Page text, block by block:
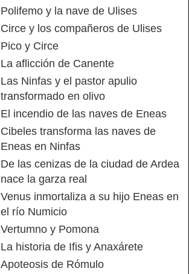
Polifemo y la nave de Ulises
Circe y los compañeros de Ulises
Pico y Circe
La aflicción de Canente
Las Ninfas y el pastor apulio
transformado en olivo
El incendio de las naves de Eneas
Cibeles transforma las naves de
Eneas en Ninfas
De las cenizas de la ciudad de Ardea
nace la garza real
Venus inmortaliza a su hijo Eneas en
el río Numicio
Vertumno y Pomona
La historia de Ifis y Anaxárete
Apoteosis de Rómulo